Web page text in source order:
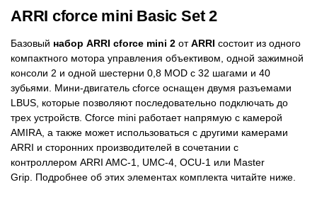
ARRI cforce mini Basic Set 2
Базовый набор ARRI cforce mini 2 отARRI состоит из одного
компактного мотора управления объективом, одной зажимной
консоли 2 и одной шестерни 0,8 MOD с 32 шагами и 40
зубьями. Мини-двигатель cforce оснащен двумя разъемами
LBUS, которые позволяют последовательно подключать до
трех устройств. Cforce mini работает напрямую с камерой
AMIRA, а также может использоваться с другими камерами
ARRI и сторонних производителей в сочетании с
контроллером ARRI AMC-1, UMC-4, OCU-1 или Master
Grip. Подробнее об этих элементах комплекта читайте ниже.